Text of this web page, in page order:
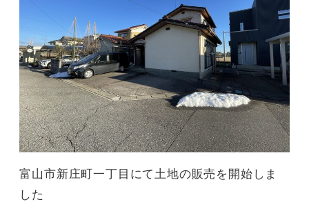
富山市新庄町一丁目にて土地の販売を開始しま
した